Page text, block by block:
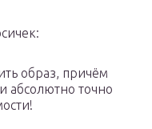
образ, причём
абсолютно точно